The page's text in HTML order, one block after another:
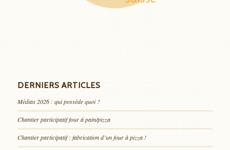
DERNIERS ARTICLES
Médias 2026 : qui possède quoi ?
Chantier participatif four à pain/pizza
Chantier participatif : fabrication d’un four à pizza !